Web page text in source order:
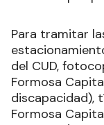
Para tramitar
del CUD,
Formosa
discapacidad),
Formosa